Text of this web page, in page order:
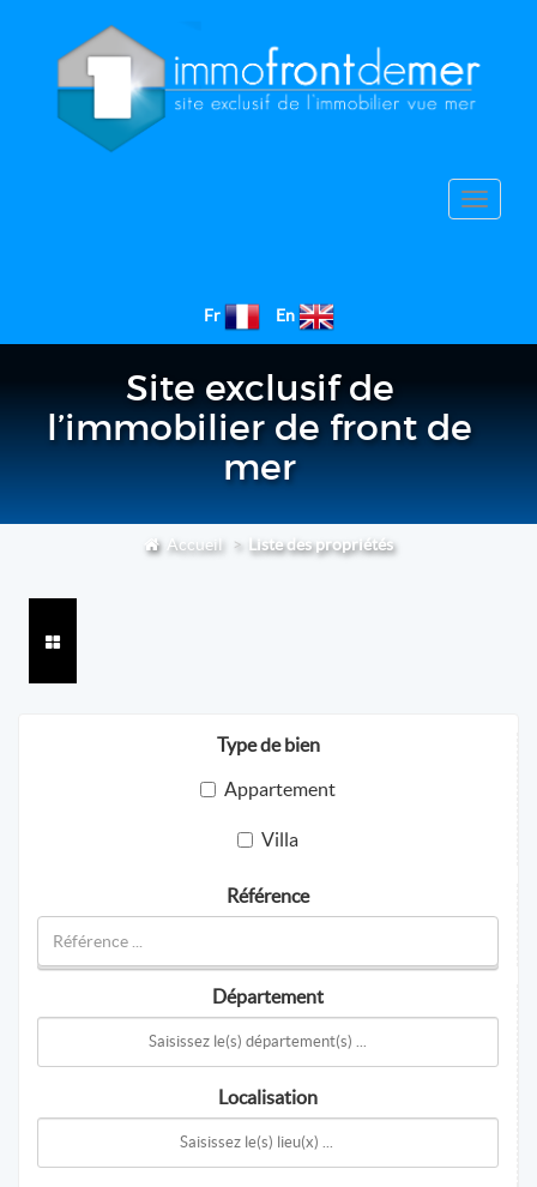
Toggle
Fr En
Site exclusif de
l’immobilier de front de
mer
Accueil Liste des propriétés
Type de bien
Appartement
Villa
Référence
Département
Localisation